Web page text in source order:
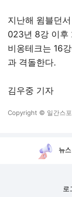
지난해 윔블던
023년 8강 이후
비옹테크는 16
과 격돌한다.
김우중 기자
Copyright © 일간스포
뉴
로